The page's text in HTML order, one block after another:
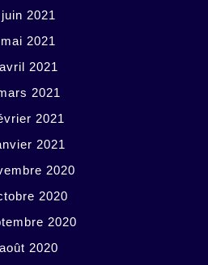
juin 2021
mai 2021
avril 2021
2021
2021
2021
2020
2020
2020
août 2020